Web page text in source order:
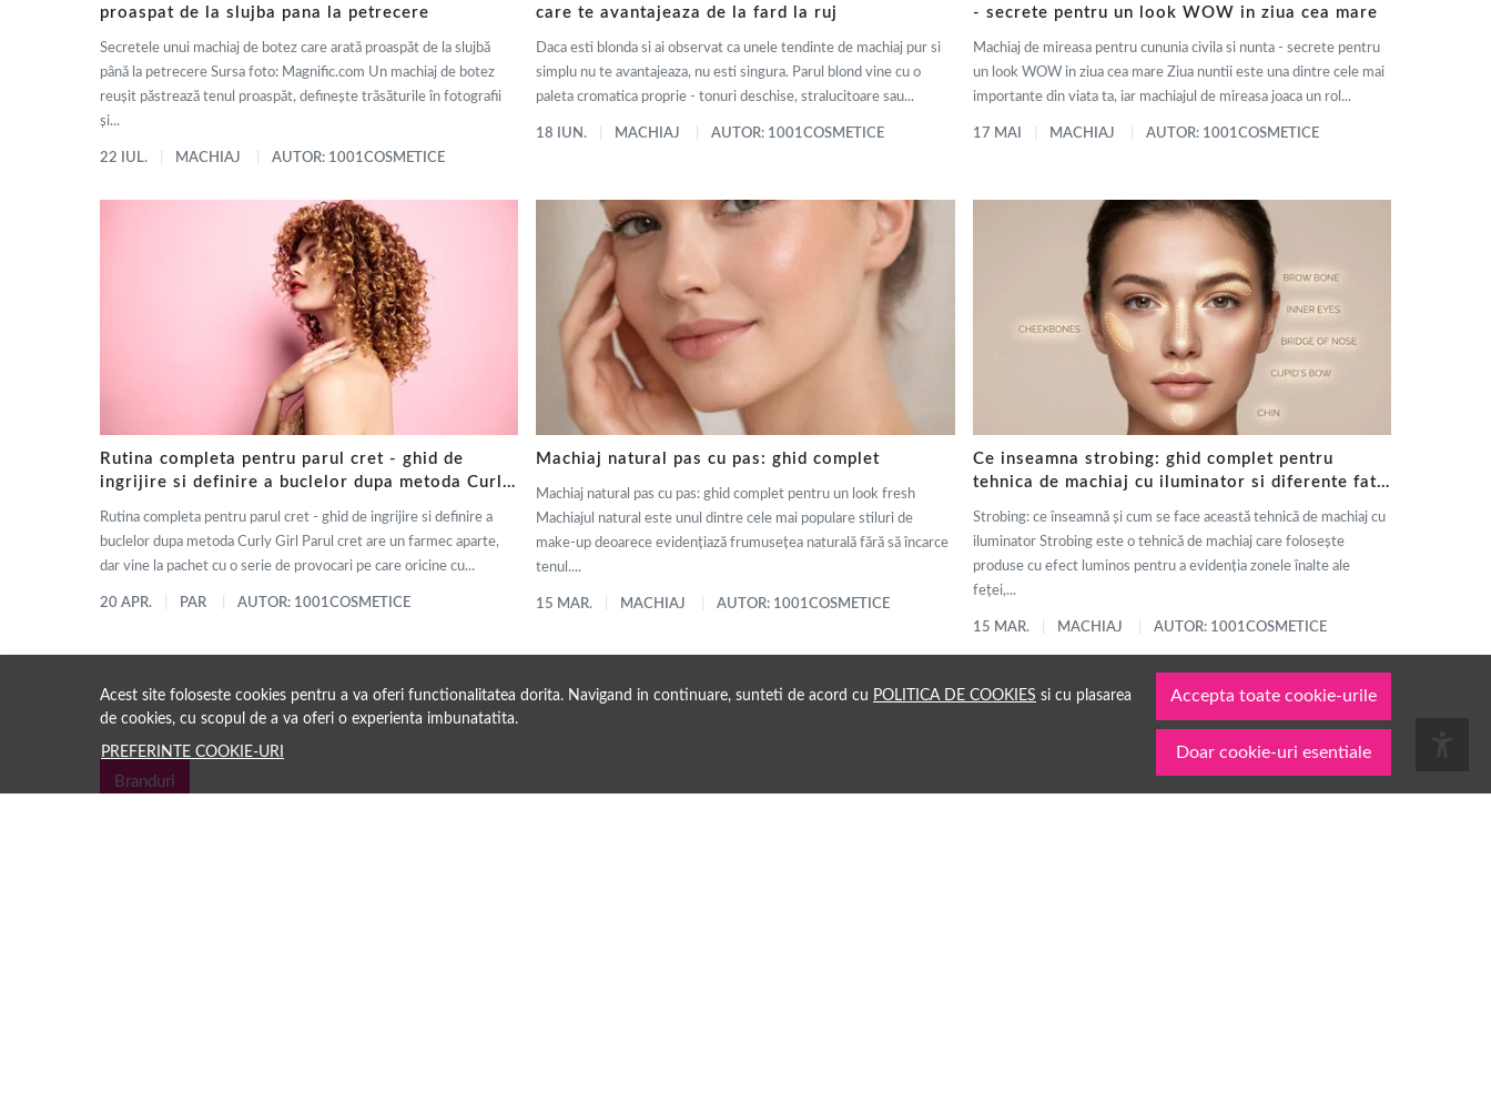
Acest site foloseste cookies pentru a va oferi functionalitatea dorita. Navigand in continuare, sunteti de acord cu POLITICA DE COOKIES si cu plasarea
de cookies, cu scopul de a va oferi o experienta imbunatatita.
PREFERINTE COOKIE-URI
Accepta toate cookie-urile
Doar cookie-uri esentiale
proaspat de la slujba pana la petrecere
Secretele unui machiaj de botez care arată proaspăt de la slujbă
până la petrecere Sursa foto: Magnific.com Un machiaj de botez
reușit păstrează tenul proaspăt, definește trăsăturile în fotografii
și...
22 IUL. MACHIAJ AUTOR: 1001COSMETICE
care te avantajeaza de la fard la ruj
Daca esti blonda si ai observat ca unele tendinte de machiaj pur si
simplu nu te avantajeaza, nu esti singura. Parul blond vine cu o
paleta cromatica proprie - tonuri deschise, stralucitoare sau...
18 IUN. MACHIAJ AUTOR: 1001COSMETICE
- secrete pentru un look WOW in ziua cea mare
Machiaj de mireasa pentru cununia civila si nunta - secrete pentru
un look WOW in ziua cea mare Ziua nuntii este una dintre cele mai
importante din viata ta, iar machiajul de mireasa joaca un rol...
17 MAI MACHIAJ AUTOR: 1001COSMETICE
Rutina completa pentru parul cret - ghid de
ingrijire si definire a buclelor dupa metoda Curly
Rutina completa pentru parul cret - ghid de ingrijire si definire a
buclelor dupa metoda Curly Girl Parul cret are un farmec aparte,
dar vine la pachet cu o serie de provocari pe care oricine cu...
20 APR. PAR AUTOR: 1001COSMETICE
Machiaj natural pas cu pas: ghid complet
Machiaj natural pas cu pas: ghid complet pentru un look fresh
Machiajul natural este unul dintre cele mai populare stiluri de
make-up deoarece evidențiază frumusețea naturală fără să încarce
tenul....
15 MAR. MACHIAJ AUTOR: 1001COSMETICE
Ce inseamna strobing: ghid complet pentru
tehnica de machiaj cu iluminator si diferente fata
Strobing: ce înseamnă și cum se face această tehnică de machiaj cu
iluminator Strobing este o tehnică de machiaj care folosește
produse cu efect luminos pentru a evidenția zonele înalte ale
feței,...
15 MAR. MACHIAJ AUTOR: 1001COSMETICE
Branduri